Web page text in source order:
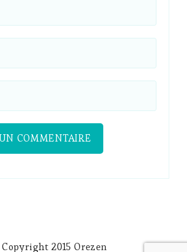
2015 Orezen